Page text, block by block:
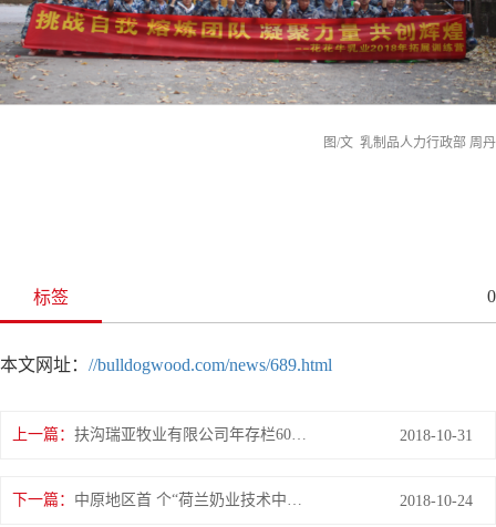
图/文 乳制品人力行政部 周丹
标签 0
本文网址： //bulldogwood.com/news/689.html
上一篇： 扶沟瑞亚牧业有限公司年存栏6000头奶牛养殖建设项目 环境影响评价公众参与第 一次公示 2018-10-31
下一篇： 中原地区首 个“荷兰奶业技术中心”落户花花牛 ——中荷奶业发展中心和河南花花牛携手助力中国奶业 2018-10-24